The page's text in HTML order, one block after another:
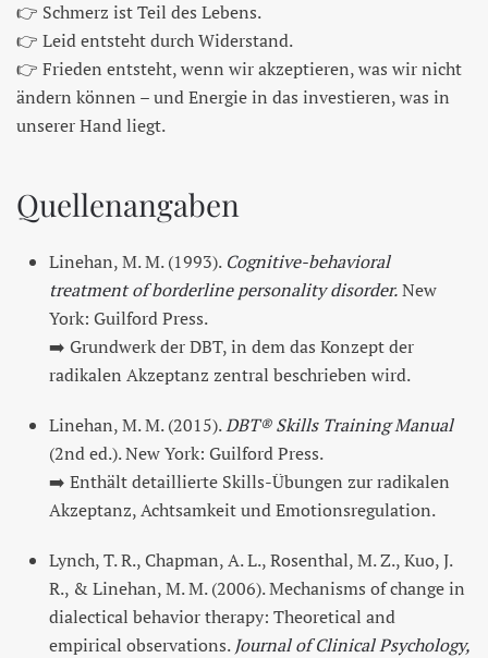
👉 Schmerz ist Teil des Lebens.
👉 Leid entsteht durch Widerstand.
👉 Frieden entsteht, wenn wir akzeptieren, was wir nicht
ändern können – und Energie in das investieren, was in
unserer Hand liegt.
Quellenangaben
Linehan, M. M. (1993). Cognitive-behavioral
treatment of borderline personality disorder.New
York: Guilford Press.
➡️ Grundwerk der DBT, in dem das Konzept der
radikalen Akzeptanz zentral beschrieben wird.
Linehan, M. M. (2015).DBT® Skills Training Manual
(2nd ed.). New York: Guilford Press.
➡️ Enthält detaillierte Skills-Übungen zur radikalen
Akzeptanz, Achtsamkeit und Emotionsregulation.
Lynch, T. R., Chapman, A. L., Rosenthal, M. Z., Kuo, J.
R., & Linehan, M. M. (2006). Mechanisms of change in
dialectical behavior therapy: Theoretical and
empirical observations. Journal of Clinical Psychology,